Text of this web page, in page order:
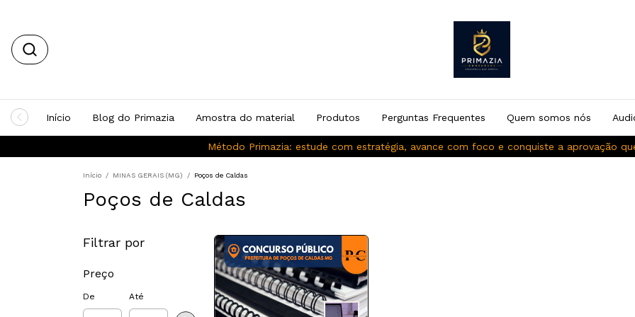
Método Primazia: estude com estratégia, avance com foco e conquiste a aprovação
Início Blog do Primazia Amostra do material Produtos Perguntas Frequentes Quem somos nós
Início / MINAS GERAIS (MG) / Poços de Caldas
Poços de Caldas
Filtrar por
Preço
De Até